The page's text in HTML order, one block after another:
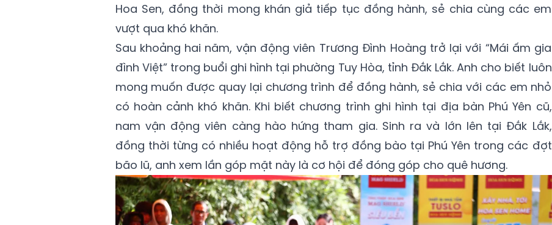
Hoa Sen, đồng thời mong khán giả tiếp tục đồng hành, sẻ chia cùng các em
vượt qua khó khăn.
Sau khoảng hai năm, vận động viên Trương Đình Hoàng trở lại với “Mái ấm gia
đình Việt” trong buổi ghi hình tại phường Tuy Hòa, tỉnh Đắk Lắk. Anh cho biết luôn
mong muốn được quay lại chương trình để đồng hành, sẻ chia với các em nhỏ
có hoàn cảnh khó khăn. Khi biết chương trình ghi hình tại địa bàn Phú Yên cũ,
nam vận động viên càng hào hứng tham gia. Sinh ra và lớn lên tại Đắk Lắk,
đồng thời từng có nhiều hoạt động hỗ trợ đồng bào tại Phú Yên trong các đợt
bão lũ, anh xem lần góp mặt này là cơ hội để đóng góp cho quê hương.